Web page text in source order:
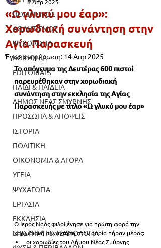
ΠΟΛΙΤΙΣΜΟΣ
ΑΘΛΗΤΙΣΜΟΣ
ΨΥΧΟΛΟΓΙΑ
ΚΟΙΝΩΝΙΑ
EDITORIALS
ΠΑΙΔΙ & ΠΑΙΔΕΙΑ
ΔΗΜΟΣ ΝΕΑΣ ΣΜΥΡΝΗΣ
ΠΡΟΣΩΠΑ & ΑΠΟΨΕΙΣ
ΙΣΤΟΡΙΑ
ΠΟΛΙΤΙΚΗ
ΟΙΚΟΝΟΜΙΑ & ΑΓΟΡΑ
ΥΓΕΙΑ
ΨΥΧΑΓΩΓΙΑ
ΕΡΓΑΣΙΑ
ΕΚΚΛΗΣΙΑ
ΕΠΙΣΤΗΜΗ & ΤΕΧΝΟΛΟΓΙΑ
«Ω γλυκύ μου έαρ»:
Χορωδιακή συνάντηση στην
Αγία Παρασκευή
Έγινε ενημέρωση: 14 Απρ 2025
Το απόγευμα της Δευτέρας 600 πιστοί
παρευρέθηκαν στην χορωδιακή
συνάντηση στην εκκλησία της Αγίας
Παρασκευής με τίτλο «Ω γλυκύ μου έαρ»
Ο Ιερός Ναός φιλοξένησε για πρώτη φορά την
χορωδιακή συνάντηση στην οποία πήραν μέρος:
οι χορωδίες του Δήμου Νέας Σμύρνης